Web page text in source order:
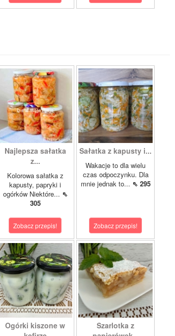
Najlepsza sałatka
z...
Kolorowa sałatka z
kapusty, papryki i
ogórków Niektóre... ⇖
305
Zobacz przepis!
Sałatka z kapusty i...
Wakacje to dla wielu
czas odpoczynku. Dla
mnie jednak to... ⇖ 295
Zobacz przepis!
Ogórki kiszone w
Szarlotka z